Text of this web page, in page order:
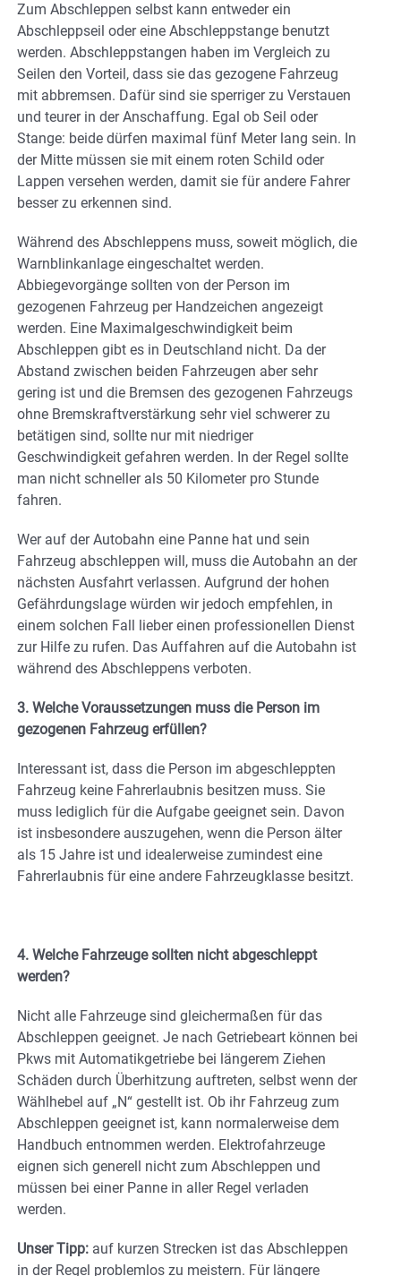
Zum Abschleppen selbst kann entweder ein
Abschleppseil oder eine Abschleppstange benutzt
werden. Abschleppstangen haben im Vergleich zu
Seilen den Vorteil, dass sie das gezogene Fahrzeug
mit abbremsen. Dafür sind sie sperriger zu Verstauen
und teurer in der Anschaffung. Egal ob Seil oder
Stange: beide dürfen maximal fünf Meter lang sein. In
der Mitte müssen sie mit einem roten Schild oder
Lappen versehen werden, damit sie für andere Fahrer
besser zu erkennen sind.
Während des Abschleppens muss, soweit möglich, die
Warnblinkanlage eingeschaltet werden.
Abbiegevorgänge sollten von der Person im
gezogenen Fahrzeug per Handzeichen angezeigt
werden. Eine Maximalgeschwindigkeit beim
Abschleppen gibt es in Deutschland nicht. Da der
Abstand zwischen beiden Fahrzeugen aber sehr
gering ist und die Bremsen des gezogenen Fahrzeugs
ohne Bremskraftverstärkung sehr viel schwerer zu
betätigen sind, sollte nur mit niedriger
Geschwindigkeit gefahren werden. In der Regel sollte
man nicht schneller als 50 Kilometer pro Stunde
fahren.
Wer auf der Autobahn eine Panne hat und sein
Fahrzeug abschleppen will, muss die Autobahn an der
nächsten Ausfahrt verlassen. Aufgrund der hohen
Gefährdungslage würden wir jedoch empfehlen, in
einem solchen Fall lieber einen professionellen Dienst
zur Hilfe zu rufen. Das Auffahren auf die Autobahn ist
während des Abschleppens verboten.
3. Welche Voraussetzungen muss die Person im
gezogenen Fahrzeug erfüllen?
Interessant ist, dass die Person im abgeschleppten
Fahrzeug keine Fahrerlaubnis besitzen muss. Sie
muss lediglich für die Aufgabe geeignet sein. Davon
ist insbesondere auszugehen, wenn die Person älter
als 15 Jahre ist und idealerweise zumindest eine
Fahrerlaubnis für eine andere Fahrzeugklasse besitzt.
4. Welche Fahrzeuge sollten nicht abgeschleppt
werden?
Nicht alle Fahrzeuge sind gleichermaßen für das
Abschleppen geeignet. Je nach Getriebeart können bei
Pkws mit Automatikgetriebe bei längerem Ziehen
Schäden durch Überhitzung auftreten, selbst wenn der
Wählhebel auf „N“ gestellt ist. Ob ihr Fahrzeug zum
Abschleppen geeignet ist, kann normalerweise dem
Handbuch entnommen werden. Elektrofahrzeuge
eignen sich generell nicht zum Abschleppen und
müssen bei einer Panne in aller Regel verladen
werden.
Unser Tipp: auf kurzen Strecken ist das Abschleppen
in der Regel problemlos zu meistern. Für längere